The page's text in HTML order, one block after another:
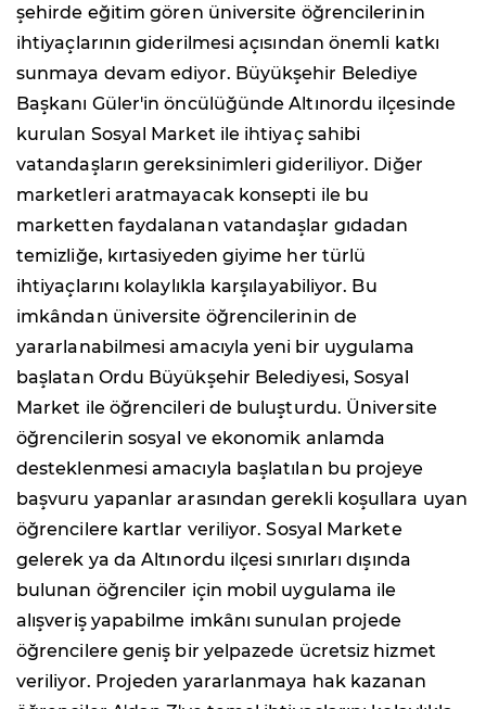
şehirde eğitim gören üniversite öğrencilerinin
ihtiyaçlarının giderilmesi açısından önemli katkı
sunmaya devam ediyor. Büyükşehir Belediye
Başkanı Güler'in öncülüğünde Altınordu ilçesinde
kurulan Sosyal Market ile ihtiyaç sahibi
vatandaşların gereksinimleri gideriliyor. Diğer
marketleri aratmayacak konsepti ile bu
marketten faydalanan vatandaşlar gıdadan
temizliğe, kırtasiyeden giyime her türlü
ihtiyaçlarını kolaylıkla karşılayabiliyor. Bu
imkândan üniversite öğrencilerinin de
yararlanabilmesi amacıyla yeni bir uygulama
başlatan Ordu Büyükşehir Belediyesi, Sosyal
Market ile öğrencileri de buluşturdu. Üniversite
öğrencilerin sosyal ve ekonomik anlamda
desteklenmesi amacıyla başlatılan bu projeye
başvuru yapanlar arasından gerekli koşullara uyan
öğrencilere kartlar veriliyor. Sosyal Markete
gelerek ya da Altınordu ilçesi sınırları dışında
bulunan öğrenciler için mobil uygulama ile
alışveriş yapabilme imkânı sunulan projede
öğrencilere geniş bir yelpazede ücretsiz hizmet
veriliyor. Projeden yararlanmaya hak kazanan